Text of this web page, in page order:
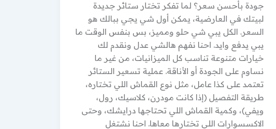
جودة بأحسن سعر؟ لما تفكر تختار ستائر جديدة
لبيتك في العارضية، يمكن أول شي يجي ببالك هو
السعر. الكل يبي شي حلو ومميز، بس بنفس الوقت ما
يبي يدفع وايد. احنا نفهم هالشي عدل ونقدم لك
خيارات متنوعة تناسب كل الميزانيات، من غير ما
نساوم على الجودة أو الأناقة. عملية تسعير الستائر
تعتمد على كذا عامل، مثل نوع القماش اللي تختاره،
طريقة التفصيل (إذا كانت مودرن، كلاسيك، رول،
ويفي)، وكمية القماش اللي تحتاجها درايشك، وحتى
الاكسسوارات اللي تختارها معاها. احنا نشتغل